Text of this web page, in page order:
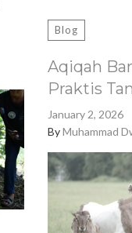
Blog
Aqiqah
Praktis
January 2, 2026
ByMuhammad